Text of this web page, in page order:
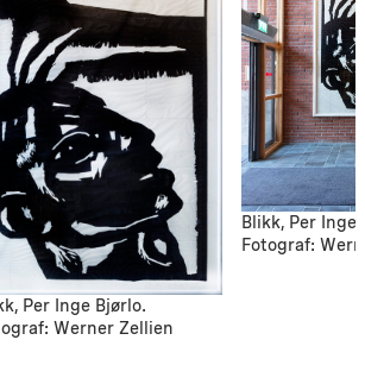
Per Inge Bjørlo.
Werner Zellien
Blikk, Per Inge
Fotograf: